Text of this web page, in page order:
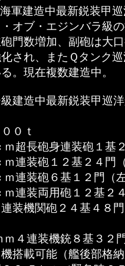
軍建造中最新鋭装甲
オブ・エジンバラ級
門数増加、副砲は大
され、またＱタンク
。現在複数建造中。
建造中最新鋭装甲巡
０ｔ
ｍ超長砲身連装砲１基
装砲１２基２４門
装砲６基１２門（
装両用砲１２基２
機関砲２４基４８門
連装機銃８基３２
載可能（艦後部格